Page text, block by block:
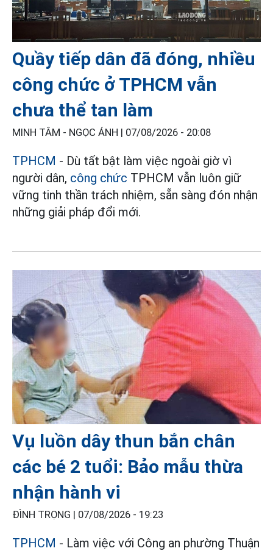
Quầy tiếp dân đã đóng, nhiều
công chức ở TPHCM vẫn
chưa thể tan làm
MINH TÂM - NGỌC ÁNH | 07/08/2026 - 20:08
TPHCM - Dù tất bật làm việc ngoài giờ vì
người dân, công chức TPHCM vẫn luôn giữ
vững tinh thần trách nhiệm, sẵn sàng đón nhận
những giải pháp đổi mới.
Vụ luồn dây thun bắn chân
các bé 2 tuổi: Bảo mẫu thừa
nhận hành vi
ĐÌNH TRỌNG | 07/08/2026 - 19:23
TPHCM - Làm việc với Công an phường Thuận